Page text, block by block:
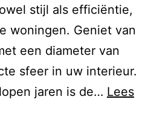
stijl als efficiëntie,
woningen. Geniet van
een diameter van
sfeer in uw interieur.
jaren is de… Lees